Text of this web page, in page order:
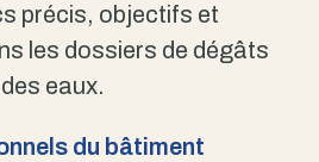
précis, objectifs et
les dossiers de dégâts
des eaux.
du bâtiment